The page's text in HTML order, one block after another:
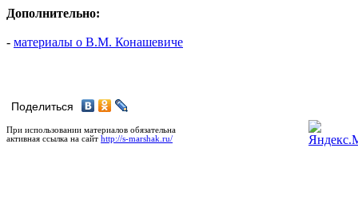
Дополнительно:
- материалы о В.М. Конашевиче
Поделиться
При использовании материалов обязательна
активная ссылка на сайт http://s-marshak.ru/